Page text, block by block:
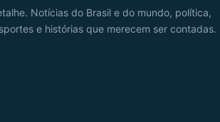
Notícias do Brasil e do mundo, política,
e histórias que merecem ser contadas.